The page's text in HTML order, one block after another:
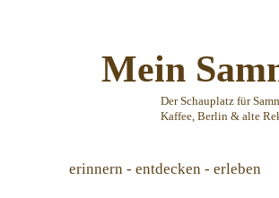
Mein
Der Schauplatz für
Kaffee, Berlin & alte
erinnern - entdecken - erleben